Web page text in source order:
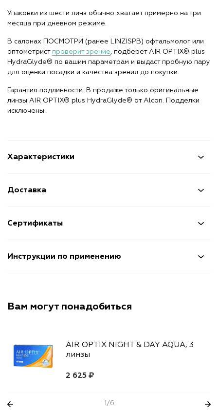
Упаковки из шести линз обычно хватает примерно на три
месяца при дневном режиме.
В салонах ПОСМОТРИ (ранее LINZISPB) офтальмолог или
оптометрист проверит зрение, подберет AIR OPTIX® plus
HydraGlyde® по вашим параметрам и выдаст пробную пару
для оценки посадки и качества зрения до покупки.
Гарантия подлинности. В продаже только оригинальные
линзы AIR OPTIX® plus HydraGlyde® от Alcon. Подделки
исключены.
Характеристики
Доставка
Сертификаты
Инструкции по применению
Вам могут понадобиться
2 625 ₽
AIR OPTIX NIGHT & DAY AQUA, 3
линзы
1/6